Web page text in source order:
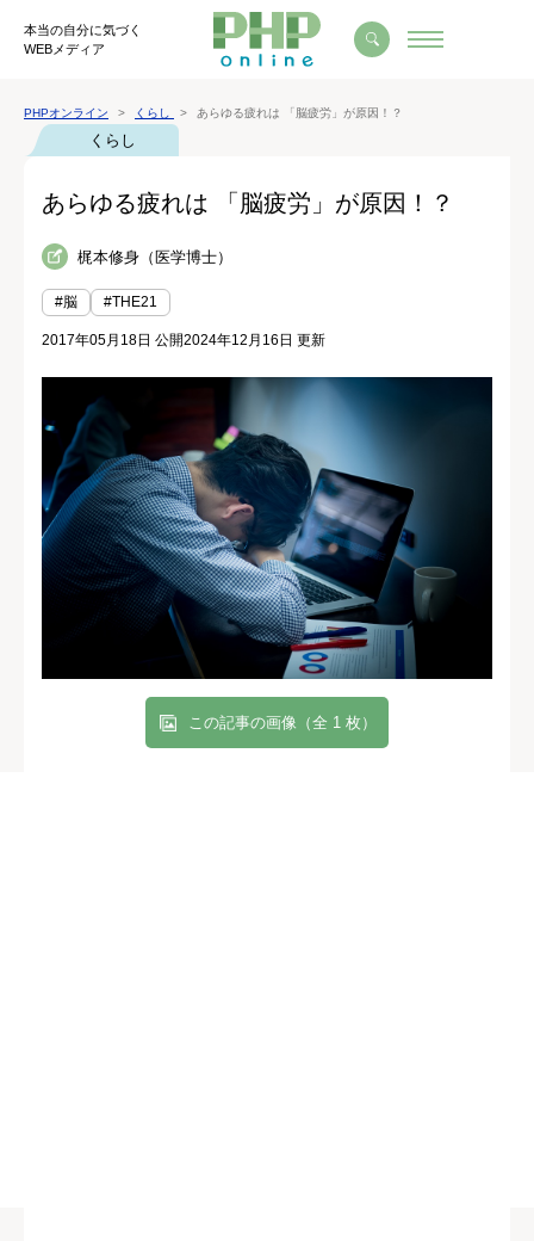
本当の自分に気づく
WEBメディア
PHPオンライン くらし あらゆる疲れは 「脳疲労」が原因！？
くらし
あらゆる疲れは 「脳疲労」が原因！？
梶本修身（医学博士）
#脳 #THE21
2017年05月18日 公開2024年12月16日 更新
この記事の画像（全 1 枚）